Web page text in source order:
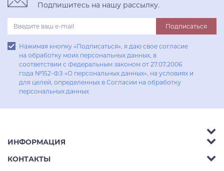
Подпишитесь на нашу рассылку.
Подписаться
Нажимая кнопку «Подписаться», я даю свое согласие
на обработку моих персональных данных, в
соответствии с Федеральным законом от 27.07.2006
года №152-ФЗ «О персональных данных», на условиях и
для целей, определенных в Согласии на обработку
персональных данных
Аксессуары
Гостиные
ИНФОРМАЦИЯ
Акции
КОНТАКТЫ